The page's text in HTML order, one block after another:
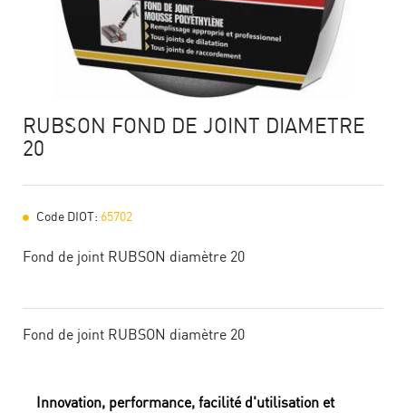
RUBSON FOND DE JOINT DIAMETRE
20
Code DIOT: 65702
Fond de joint RUBSON diamètre 20
Fond de joint RUBSON diamètre 20
Innovation, performance, facilité d'utilisation et